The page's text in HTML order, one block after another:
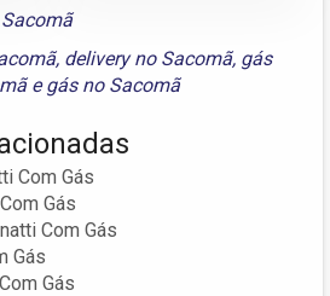
, delivery no Sacomã, gás
egás no Sacomã
Com Gás
Gás
Com Gás
Gás
Gás